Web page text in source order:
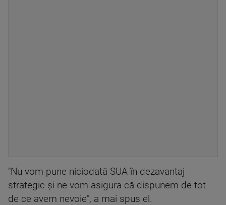
"Nu vom pune niciodată SUA în dezavantaj
strategic şi ne vom asigura că dispunem de tot
de ce avem nevoie", a mai spus el.